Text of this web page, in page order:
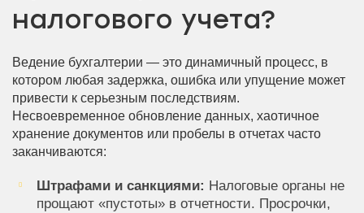
налогового учета?
Ведение бухгалтерии — это динамичный процесс, в
котором любая задержка, ошибка или упущение может
привести к серьезным последствиям.
Несвоевременное обновление данных, хаотичное
хранение документов или пробелы в отчетах часто
заканчиваются:
Штрафами и санкциями: Налоговые органы не
прощают «пустоты» в отчетности. Просрочки,